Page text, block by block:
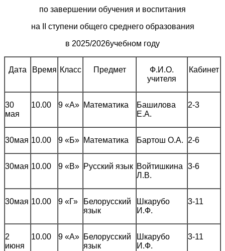
по завершении обучения и воспитания
на II ступени общего среднего образования
в 2025/2026учебном году
Дата Время Класс Предмет
Ф.И.О.
учителя
Кабинет
30
мая
10.00 9 «А» Математика
Башилова
Е.А.
2-3
30мая 10.00 9 «Б» Математика Бартош О.А. 2-6
30мая 10.00 9 «В» Русский язык Войтишкина
Л.В.
3-6
30мая 10.00 9 «Г»
Белорусский
язык
Шкарубо
И.Ф.
3-11
2
июня
10.00 9 «А» Белорусский
язык
Шкарубо
И.Ф.
3-11